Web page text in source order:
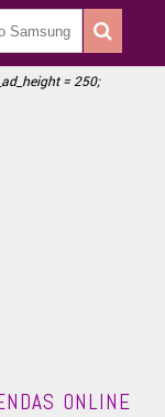
= 250;
ONLINE